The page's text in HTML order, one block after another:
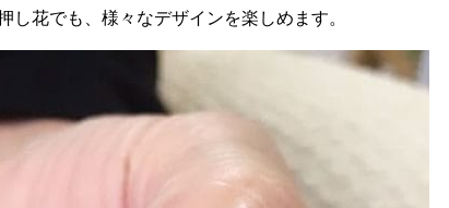
し花でも、様々なデザインを楽しめます。